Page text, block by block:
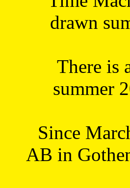
drawn
There is
summer
Since
AB in